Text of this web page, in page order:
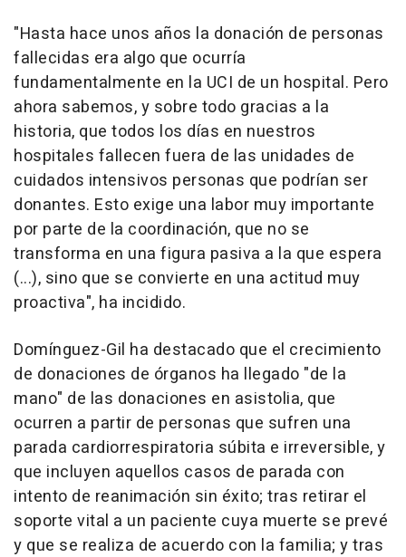
"Hasta hace unos años la donación de personas
fallecidas era algo que ocurría
fundamentalmente en la UCI de un hospital. Pero
ahora sabemos, y sobre todo gracias a la
historia, que todos los días en nuestros
hospitales fallecen fuera de las unidades de
cuidados intensivos personas que podrían ser
donantes. Esto exige una labor muy importante
por parte de la coordinación, que no se
transforma en una figura pasiva a la que espera
(...), sino que se convierte en una actitud muy
proactiva", ha incidido.
Domínguez-Gil ha destacado que el crecimiento
de donaciones de órganos ha llegado "de la
mano" de las donaciones en asistolia, que
ocurren a partir de personas que sufren una
parada cardiorrespiratoria súbita e irreversible, y
que incluyen aquellos casos de parada con
intento de reanimación sin éxito; tras retirar el
soporte vital a un paciente cuya muerte se prevé
y que se realiza de acuerdo con la familia; y tras